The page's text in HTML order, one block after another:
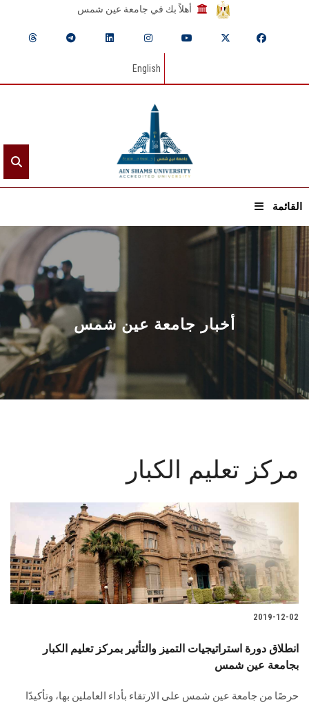
أهلاً بك في جامعة عين شمس
English
القائمة
الرئيسيـة
عن الجامعة
القطاعـات
الشئون الأكاديمية
البحث العلمي
الإعلام
تواصل معنا
الدراسات العليا
أخبار جامعة عين شمس
مركز تعليم الكبار
2019-12-02
انطلاق دورة استراتيجيات التميز والتأثير بمركز تعليم الكبار
بجامعة عين شمس
حرصًا من جامعة عين شمس على الارتقاء بأداء العاملين بها، وتأكيدًا